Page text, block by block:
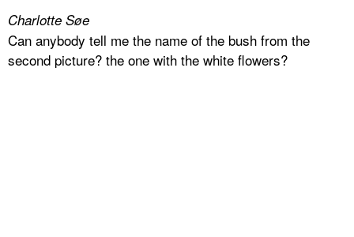
Charlotte Søe
Can anybody tell me the name of the bush from the
second picture? the one with the white flowers?